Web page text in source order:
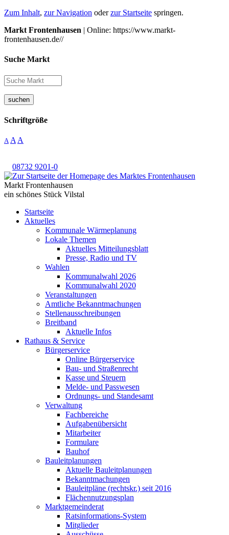
Zum Inhalt, zur Navigation oderzur Startseite springen.
Markt Frontenhausen | Online: https://www.markt-
frontenhausen.de//
Suche Markt
suchen
Schriftgröße
A A A
08732 9201-0
Markt Frontenhausen
ein schönes Stück Vilstal
Startseite
Aktuelles
Kommunale Wärmeplanung
Lokale Themen
Aktuelles Mitteilungsblatt
Presse, Radio und TV
Wahlen
Kommunalwahl 2026
Kommunalwahl 2020
Veranstaltungen
Amtliche Bekanntmachungen
Stellenausschreibungen
Breitband
Aktuelle Infos
Rathaus & Service
Bürgerservice
Online Bürgerservice
Bau- und Straßenrecht
Kasse und Steuern
Melde- und Passwesen
Ordnungs- und Standesamt
Verwaltung
Fachbereiche
Aufgabenübersicht
Mitarbeiter
Formulare
Bauhof
Bauleitplanungen
Aktuelle Bauleitplanungen
Bekanntmachungen
Bauleitpläne (rechtskr.) seit 2016
Flächennutzungsplan
Marktgemeinderat
Ratsinformations-System
Mitglieder